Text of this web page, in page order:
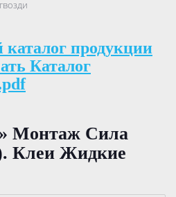
продукции
Каталог
Монтаж Сила
Клеи Жидкие